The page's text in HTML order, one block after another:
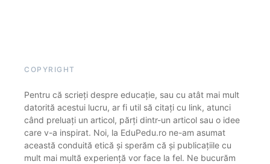
COPYRIGHT
Pentru că scrieți despre educație, sau cu atât mai mult
datorită acestui lucru, ar fi util să citați cu link, atunci
când preluați un articol, părți dintr-un articol sau o idee
care v-a inspirat. Noi, la EduPedu.ro ne-am asumat
această conduită etică și sperăm că și publicațiile cu
mult mai multă experiență vor face la fel. Ne bucurăm